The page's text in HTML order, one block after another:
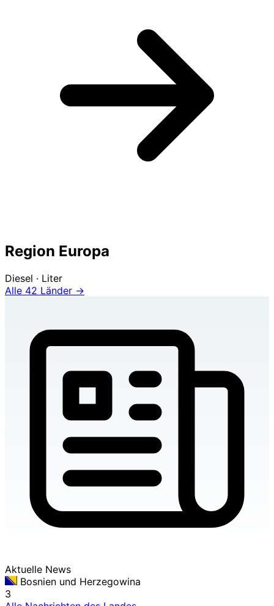
Region Europa
Diesel · Liter
Alle 42 Länder →
Aktuelle News
Bosnien und Herzegowina
3